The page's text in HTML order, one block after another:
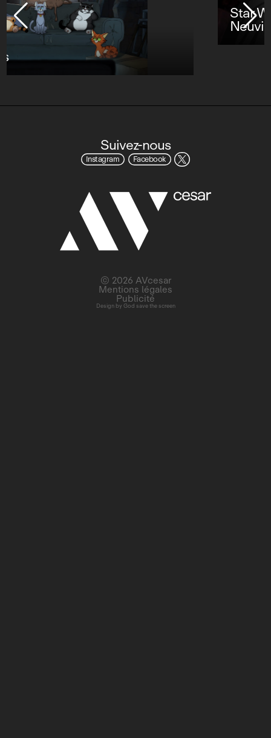
Star Wars : Visions Présente - Le
Neuvième Jedi
Suivez-nous
Instagram Facebook
Design by God save the screen
© 2026 AVcesar
Mentions légales
Publicité